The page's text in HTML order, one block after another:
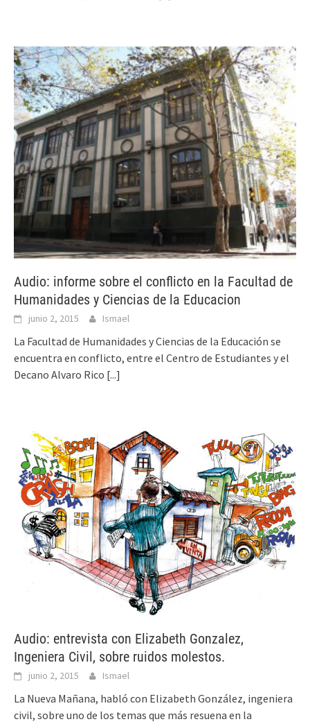
Audio: informe sobre el conflicto en la Facultad de
Humanidades y Ciencias de la Educacion
junio 2, 2015 Ismael
La Facultad de Humanidades y Ciencias de la Educación se
encuentra en conflicto, entre el Centro de Estudiantes y el
Decano Alvaro Rico [...]
Audio: entrevista con Elizabeth Gonzalez,
Ingeniera Civil, sobre ruidos molestos.
junio 2, 2015 Ismael
La Nueva Mañana, habló con Elizabeth González, ingeniera
civil, sobre uno de los temas que más resuena en la